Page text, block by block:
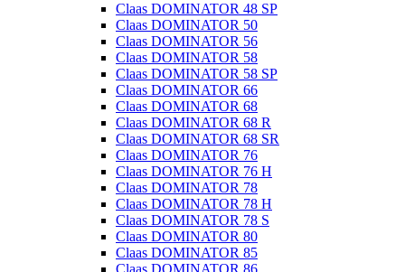
Claas DOMINATOR 48 SP
Claas DOMINATOR 50
Claas DOMINATOR 56
Claas DOMINATOR 58
Claas DOMINATOR 58 SP
Claas DOMINATOR 66
Claas DOMINATOR 68
Claas DOMINATOR 68 R
Claas DOMINATOR 68 SR
Claas DOMINATOR 76
Claas DOMINATOR 76 H
Claas DOMINATOR 78
Claas DOMINATOR 78 H
Claas DOMINATOR 78 S
Claas DOMINATOR 80
Claas DOMINATOR 85
Claas DOMINATOR 86